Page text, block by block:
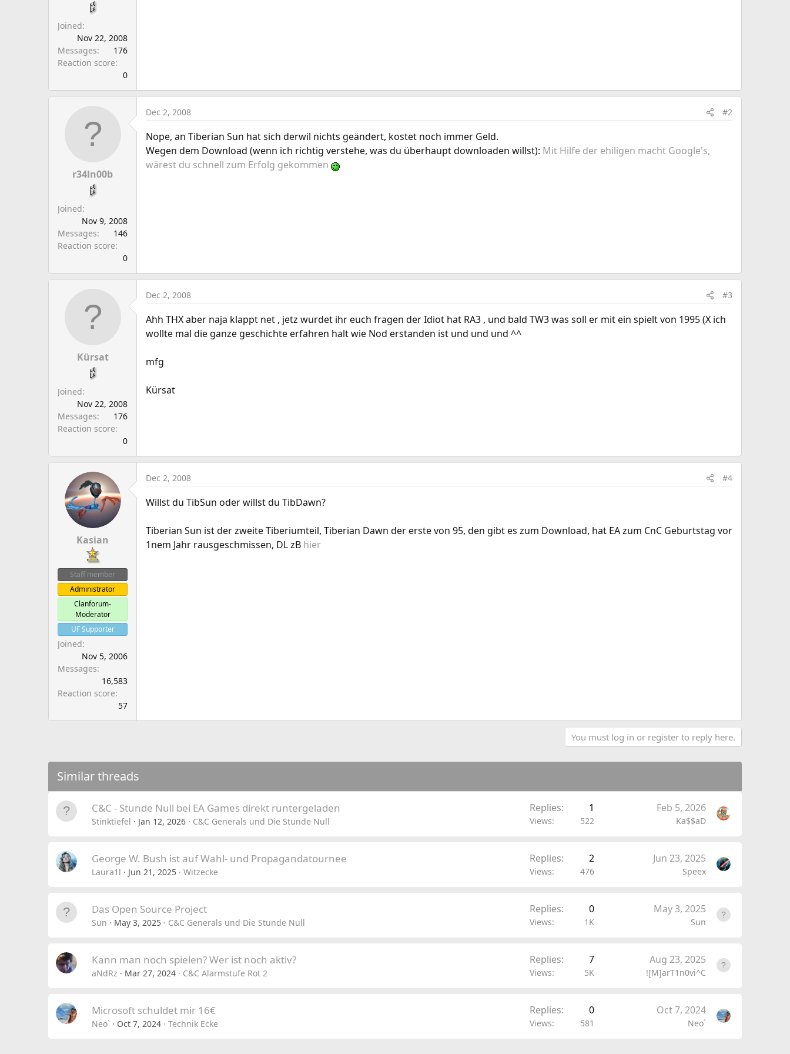
t
r
Joined
Nov 22, 2008
Messages
176
Reaction score
0
r34ln00b
Joined
Nov 9, 2008
Messages
146
Reaction score
0
Dec 2, 2008 #2
Nope, an Tiberian Sun hat sich derwil nichts geändert, kostet noch immer Geld.
Wegen dem Download (wenn ich richtig verstehe, was du überhaupt downloaden willst): Mit Hilfe der ehiligen macht Google's,
wärest du schnell zum Erfolg gekommen
Kürsat
Joined
Nov 22, 2008
Messages
176
Reaction score
0
Dec 2, 2008 #3
Ahh THX aber naja klappt net , jetz wurdet ihr euch fragen der Idiot hat RA3 , und bald TW3 was soll er mit ein spielt von 1995 (X ich
wollte mal die ganze geschichte erfahren halt wie Nod erstanden ist und und und ^^
mfg
Kürsat
Kasian
Staff member
Administrator
Clanforum-
Moderator
UF Supporter
Joined
Nov 5, 2006
Messages
16,583
Reaction score
57
Dec 2, 2008 #4
Willst du TibSun oder willst du TibDawn?
Tiberian Sun ist der zweite Tiberiumteil, Tiberian Dawn der erste von 95, den gibt es zum Download, hat EA zum CnC Geburtstag vor
1nem Jahr rausgeschmissen, DL zB hier
You must log in or register to reply here.
Similar threads
C&C - Stunde Null bei EA Games direkt runtergeladen
Stinktiefel Jan 12, 2026 C&C Generals und Die Stunde Null
Replies 1
Views 522
Feb 5, 2026
Ka$$aD
George W. Bush ist auf Wahl- und Propagandatournee
Laura1l Jun 21, 2025 Witzecke
Replies 2
Views 476
Jun 23, 2025
Speex
Das Open Source Project
Sun May 3, 2025 C&C Generals und Die Stunde Null
Replies 0
Views 1K
May 3, 2025
Sun
Kann man noch spielen? Wer ist noch aktiv?
aNdRz Mar 27, 2024 C&C Alarmstufe Rot 2
Replies 7
Views 5K
Aug 23, 2025
![M]arT1n0vi^C
Microsoft schuldet mir 16€
Neo` Oct 7, 2024 Technik Ecke
Replies 0
Views 581
Oct 7, 2024
Neo`